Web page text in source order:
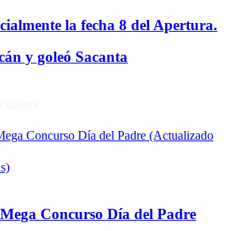
la fecha 8 del Apertura.
y goleó Sacanta
Concurso Día del Padre